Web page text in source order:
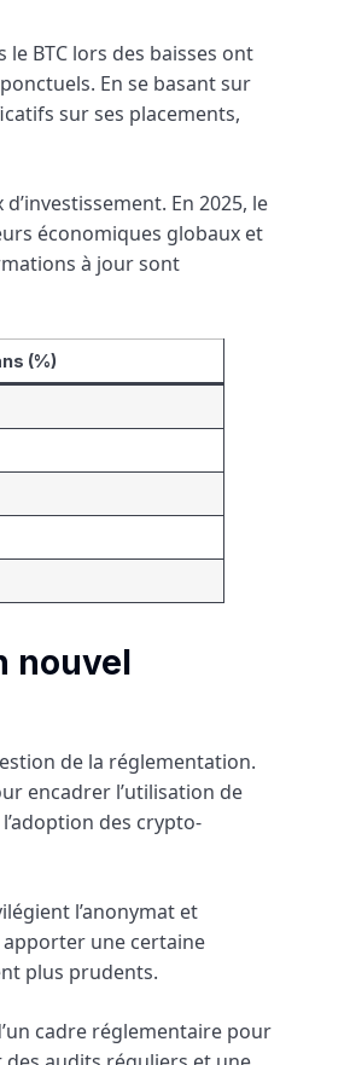
BTC lors des baisses ont
En se basant sur
sur ses placements,
En 2025, le
économiques globaux et
à jour sont
(%)
nouvel
de la réglementation.
encadrer l’utilisation de
des crypto-
l’anonymat et
apporter une certaine
plus prudents.
cadre réglementaire pour